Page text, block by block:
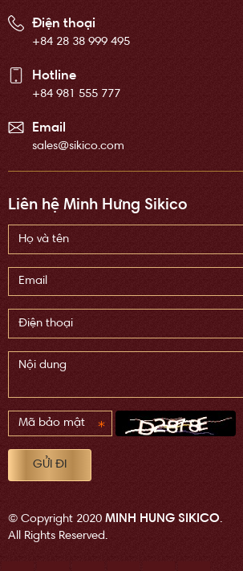
Điện thoại
+84 28 38 999 495
Hotline
+84 981 555 777
Email
sales@sikico.com
Liên hệ Minh Hưng Sikico
© Copyright 2020 MINH HUNG SIKICO.
All Rights Reserved.